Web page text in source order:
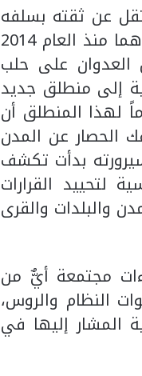
تقل عن ثقته بسلفه
ستيفان ديمستورا، إذ إن كلا الرجلين كان مؤدّباً للغاية، ولم يحاول كلاهما منذ العام 2014
العدوان على حلب
بحق الإنسانية إلى منطلق جديد
أنه كان مرسوماً لهذا المنطلق أن
الحصار عن المدن
بدأت تكشف
لتحييد القرارات
والبلدات والقرى
مجتمعة أيٌّ من
النظام والروس،
المشار إليها في